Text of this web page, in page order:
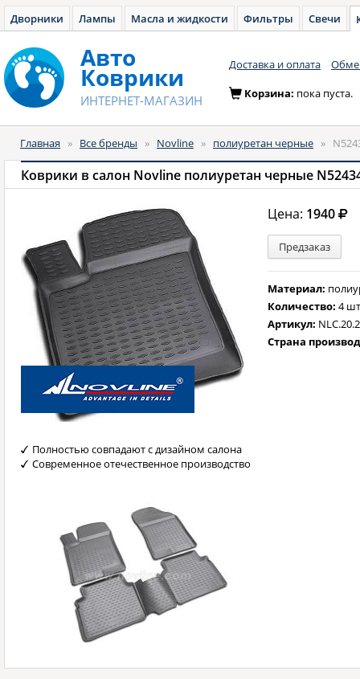
Дворники Лампы Масла и жидкости Фильтры Свечи
Авто
Коврики
ИНТЕРНЕТ-МАГАЗИН
Доставка и оплата
Корзина: пока пуста.
Главная » Все бренды » Novline » полиуретан черные »
Коврики в салон Novline полиуретан черные
Цена: 1940
Предзаказ
Материал:
Количество:4
Артикул:
Страна
Полностью совпадают с дизайном салона
Современное отечественное производство